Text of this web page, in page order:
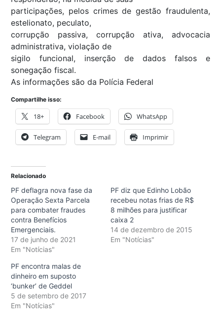
participações, pelos crimes de gestão fraudulenta,
estelionato, peculato,
corrupção passiva, corrupção ativa, advocacia
administrativa, violação de
sigilo funcional, inserção de dados falsos e
sonegação fiscal.
As informações são da Polícia Federal
Compartilhe isso:
18+ Facebook WhatsApp
Telegram E-mail Imprimir
Relacionado
PF deflagra nova fase da
Operação Sexta Parcela
para combater fraudes
contra Benefícios
Emergenciais.
17 de junho de 2021
Em "Notícias"
PF diz que Edinho Lobão
recebeu notas frias de R$
8 milhões para justificar
caixa 2
14 de dezembro de 2015
Em "Notícias"
PF encontra malas de
dinheiro em suposto
‘bunker’ de Geddel
5 de setembro de 2017
Em "Notícias"